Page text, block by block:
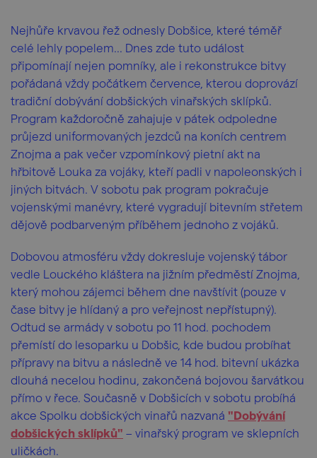
Nejhůře krvavou řež odnesly Dobšice, které téměř
celé lehly popelem... Dnes zde tuto událost
připomínají nejen pomníky, ale i rekonstrukce bitvy
pořádaná vždy počátkem července, kterou doprovází
tradiční dobývání dobšických vinařských sklípků.
Program každoročně zahajuje v pátek odpoledne
průjezd uniformovaných jezdců na koních centrem
Znojma a pak večer vzpomínkový pietní akt na
hřbitově Louka za vojáky, kteří padli v napoleonských i
jiných bitvách. V sobotu pak program pokračuje
vojenskými manévry, které vygradují bitevním střetem
dějově podbarveným příběhem jednoho z vojáků.
Dobovou atmosféru vždy dokresluje vojenský tábor
vedle Louckého kláštera na jižním předměstí Znojma,
který mohou zájemci během dne navštívit (pouze v
čase bitvy je hlídaný a pro veřejnost nepřístupný).
Odtud se armády v sobotu po 11 hod. pochodem
přemístí do lesoparku u Dobšic, kde budou probíhat
přípravy na bitvu a následně ve 14 hod. bitevní ukázka
dlouhá necelou hodinu, zakončená bojovou šarvátkou
přímo v řece. Současně v Dobšicích v sobotu probíhá
akce Spolku dobšických vinařů nazvaná "Dobývání
dobšických sklípků" – vinařský program ve sklepních
uličkách.